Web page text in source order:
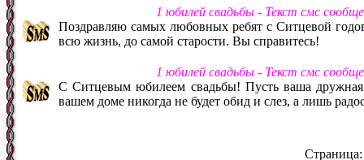
1 юбилей свадьбы - Текст смс
Поздравляю самых любовных ребят с Ситцевой
всю жизнь, до самой старости. Вы справитесь!
1 юбилей свадьбы - Текст смс
С Ситцевым юбилеем свадьбы! Пусть ваша
вашем доме никогда не будет обид и слез, а лишь